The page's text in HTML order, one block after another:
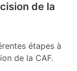
de la
étapes à
de la CAF.